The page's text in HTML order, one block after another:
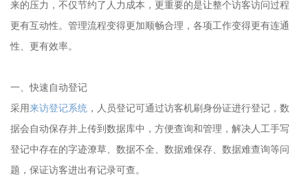
来的压力，不仅节约了人力成本，更重要的是让整个访客访问过程
更有互动性。管理流程变得更加顺畅合理，各项工作变得更有连通
性、更有效率。
一、快速自动登记
采用来访登记系统 ，人员登记可通过访客机刷身份证进行登记，数
据会自动保存并上传到数据库中，方便查询和管理，解决人工手写
登记中存在的字迹潦草、数据不全、数据难保存、数据难查询等问
题，保证访客进出有记录可查。